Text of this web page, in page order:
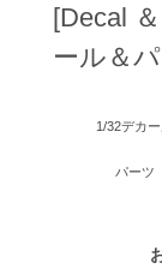
[Decal
ール＆パ
1/32デカ
パーツ